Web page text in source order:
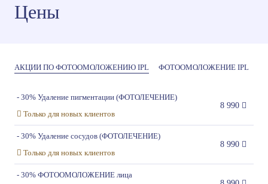
Цены
АКЦИИ ПО ФОТООМОЛОЖЕНИЮ IPL ФОТООМОЛОЖЕНИЕ IPL
- 30% Удаление пигментации (ФОТОЛЕЧЕНИЕ)
Только для новых клиентов
8 990
- 30% Удаление сосудов (ФОТОЛЕЧЕНИЕ)
Только для новых клиентов
8 990
- 30% ФОТООМОЛОЖЕНИЕ лица